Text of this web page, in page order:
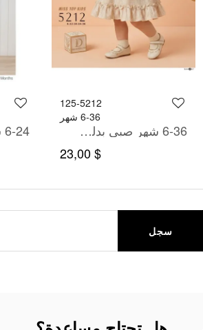
125-5212
6-36 شهر
6-36 شهر صبي بدله تيشرت مع سروال
$ 23,00
سجل